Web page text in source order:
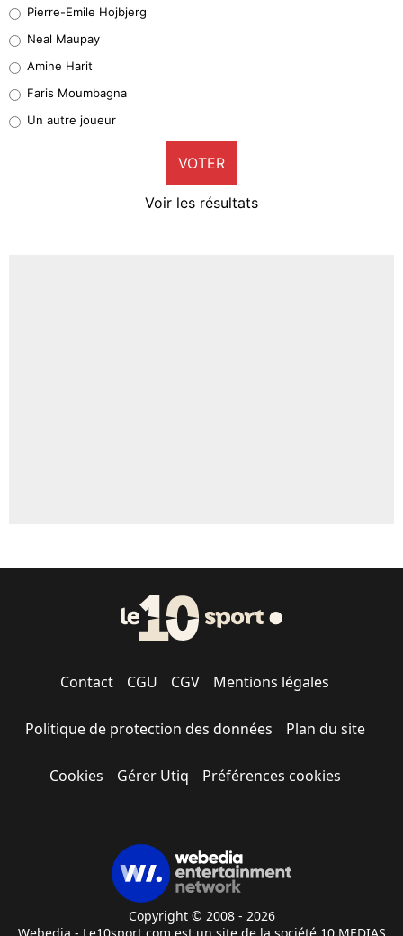
5%
1%
9%
Pierre-Emile Hojbjerg
Neal Maupay
Amine Harit
Faris Moumbagna
Un autre joueur
VOTER
Voir les résultats
Contact CGU CGV Mentions légales
Politique de protection des données Plan du site
Cookies Gérer Utiq Préférences cookies
Copyright © 2008 - 2026